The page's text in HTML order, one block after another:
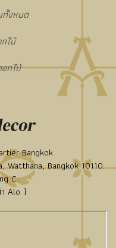
ทั้งหมด
ไม้
กไม้
Bangkok
Watthana, Bangkok 10110.
C.
Alo )